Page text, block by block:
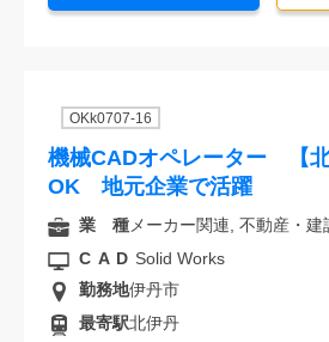
OKk0707-16
機械CADオペレーター 【
OK 地元企業で活躍
業 種メーカー関連, 不動産・建
CAD Solid Works
勤務地伊丹市
最寄駅北伊丹